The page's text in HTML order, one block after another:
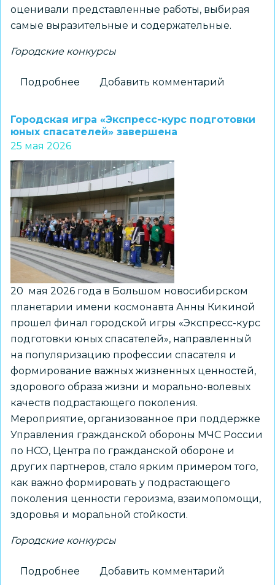
оценивали представленные работы, выбирая
самые выразительные и содержательные.
Городские конкурсы
Подробнее
красках:
конкурса
открыток
о
героях
войны
в
Новосибирске
Добавить комментарий
Городская игра «Экспресс-курс подготовки
юных спасателей» завершена
25 мая 2026
20 мая 2026 года в Большом новосибирском
планетарии имени космонавта Анны Кикиной
прошел финал городской игры «Экспресс-курс
подготовки юных спасателей», направленный
на популяризацию профессии спасателя и
формирование важных жизненных ценностей,
здорового образа жизни и морально-волевых
качеств подрастающего поколения.
Мероприятие, организованное при поддержке
Управления гражданской обороны МЧС России
по НСО, Центра по гражданской обороне и
других партнеров, стало ярким примером того,
как важно формировать у подрастающего
поколения ценности героизма, взаимопомощи,
здоровья и моральной стойкости.
Городские конкурсы
Подробнее Добавить комментарий